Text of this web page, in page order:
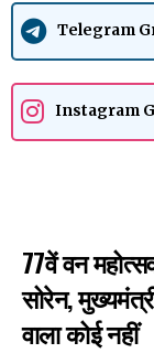
Telegram
Instagram
77वें वन
सोरेन,
वाला कोई नहीं